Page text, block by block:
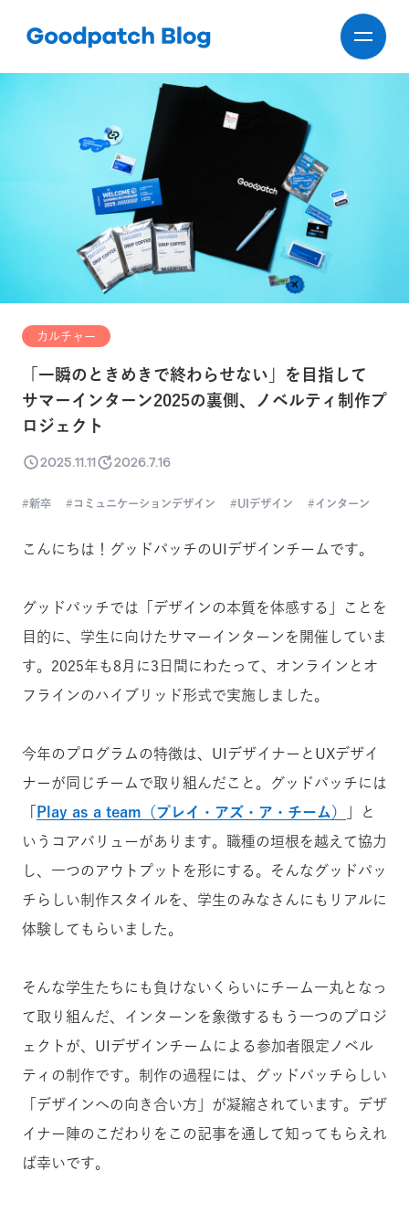
カルチャー
「一瞬のときめきで終わらせない」を目指して
サマーインターン2025の裏側、ノベルティ制作プ
ロジェクト
2025.11.11 2026.7.16
新卒 コミュニケーションデザイン UIデザイン インターン
こんにちは！グッドパッチのUIデザインチームです。
グッドパッチでは「デザインの本質を体感する」ことを
目的に、学生に向けたサマーインターンを開催していま
す。2025年も8月に3日間にわたって、オンラインとオ
フラインのハイブリッド形式で実施しました。
今年のプログラムの特徴は、UIデザイナーとUXデザイ
ナーが同じチームで取り組んだこと。グッドパッチには
Play as a team（プレイ・アズ・ア・チーム）
」と
いうコアバリューがあります。職種の垣根を越えて協力
し、一つのアウトプットを形にする。そんなグッドパッ
チらしい制作スタイルを、学生のみなさんにもリアルに
体験してもらいました。
そんな学生たちにも負けないくらいにチーム一丸となっ
て取り組んだ、インターンを象徴するもう一つのプロジ
ェクトが、UI デザインチームによる参加者限定ノベル
ティの制作です。制作の過程には、グッドパ ッチらしい
「デザインへの向き合い方」が凝縮されています。デザ
イナー陣のこだわりをこの記事を通して知ってもらえれ
ば幸いです。